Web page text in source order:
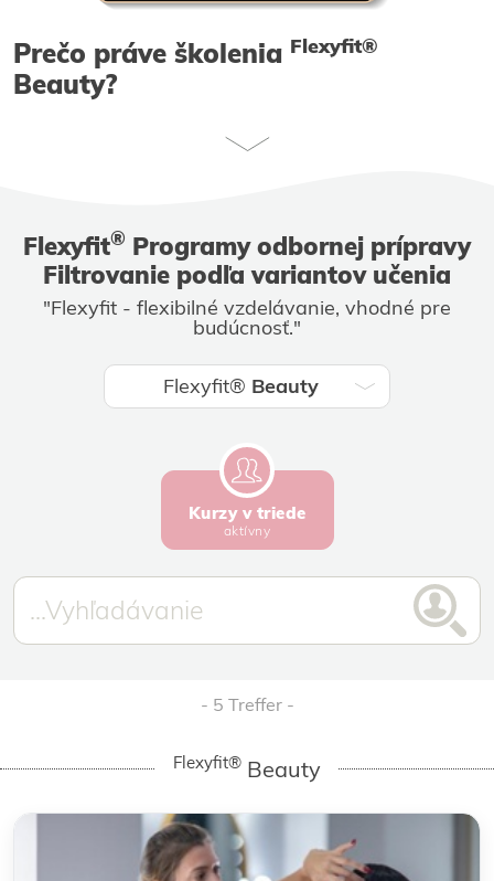
Prečo práve školenia Flexyfit®
Beauty?
Flexyfit® Programy odbornej prípravy
Filtrovanie podľa variantov učenia
"Flexyfit - flexibilné vzdelávanie, vhodné pre
budúcnosť."
Flexyfit® Beauty
Kurzy v triede
aktívny
5 Treffer
Flexyfit® Beauty